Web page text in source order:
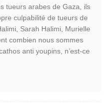
tueurs arabes de Gaza, ils
culpabilité de tueurs de
Sarah Halimi, Murielle
combien nous sommes
anti youpins, n’est-ce